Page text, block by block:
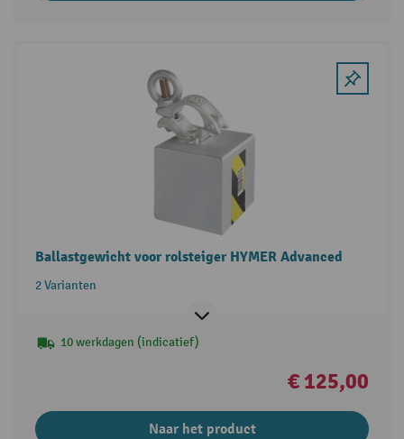
Ballastgewicht voor rolsteiger HYMER Advanced
2 Varianten
10 werkdagen (indicatief)
€ 125,00
Naar het product